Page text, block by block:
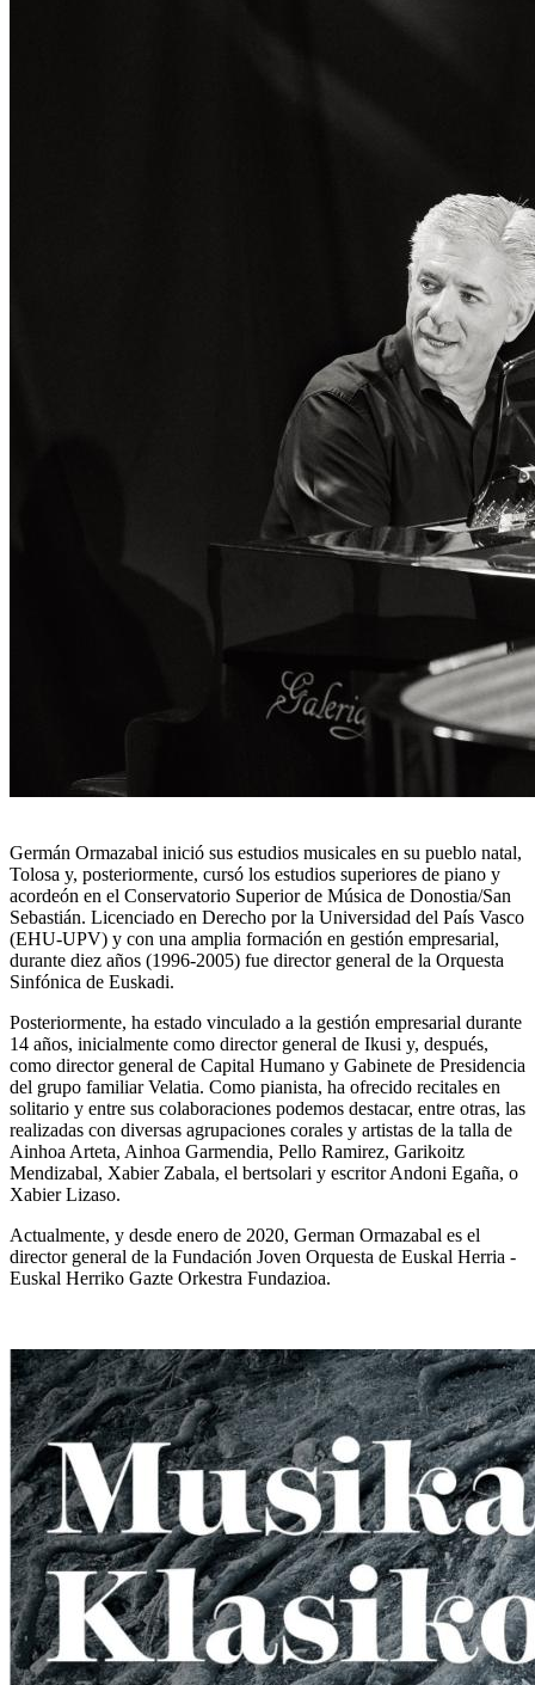
Germán Ormazabal inició sus estudios musicales en su pueblo natal,
Tolosa y, posteriormente, cursó los estudios superiores de piano y
acordeón en el Conservatorio Superior de Música de Donostia/San
Sebastián. Licenciado en Derecho por la Universidad del País Vasco
(EHU-UPV) y con una amplia formación en gestión empresarial,
durante diez años (1996-2005) fue director general de la Orquesta
Sinfónica de Euskadi.
Posteriormente, ha estado vinculado a la gestión empresarial durante
14 años, inicialmente como director general de Ikusi y, después,
como director general de Capital Humano y Gabinete de Presidencia
del grupo familiar Velatia. Como pianista, ha ofrecido recitales en
solitario y entre sus colaboraciones podemos destacar, entre otras, las
realizadas con diversas agrupaciones corales y artistas de la talla de
Ainhoa Arteta, Ainhoa Garmendia, Pello Ramirez, Garikoitz
Mendizabal, Xabier Zabala, el bertsolari y escritor Andoni Egaña, o
Xabier Lizaso.
Actualmente, y desde enero de 2020, German Ormazabal es el
director general de la Fundación Joven Orquesta de Euskal Herria -
Euskal Herriko Gazte Orkestra Fundazioa.